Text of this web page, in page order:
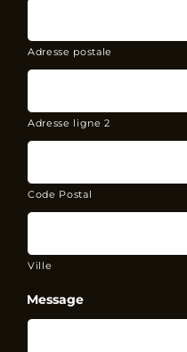
Adresse postale
Adresse ligne 2
Code Postal
Ville
Message